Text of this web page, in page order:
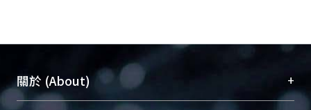
關於 (About) +